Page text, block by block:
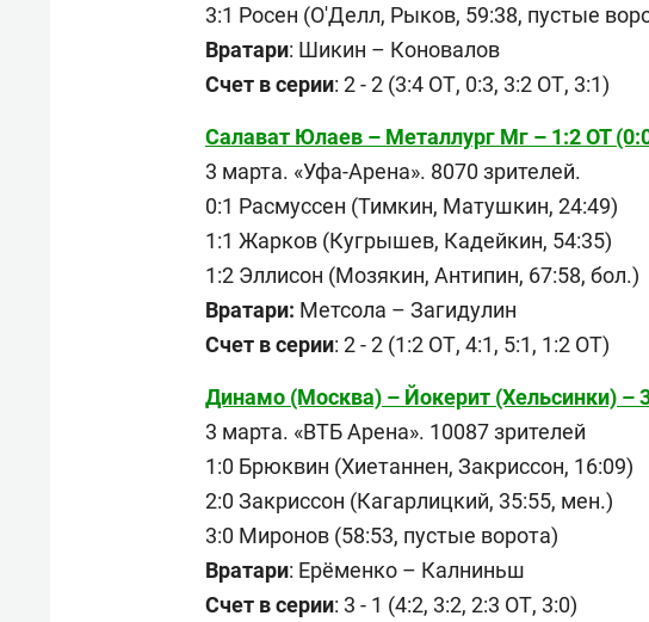
3:1 Росен (О'Делл, Рыков, 59:38, пустые
Вратари: Шикин – Коновалов
Счет в серии: 2 - 2 (3:4 ОТ, 0:3, 3:2 ОТ, 3:1)
Салават Юлаев – Металлург Мг – 1:2 ОТ
3 марта. «Уфа-Арена». 8070 зрителей.
0:1 Расмуссен (Тимкин, Матушкин, 24:49)
1:1 Жарков (Кугрышев, Кадейкин, 54:35)
1:2 Эллисон (Мозякин, Антипин, 67:58, бол.)
Вратари: Метсола – Загидулин
Счет в серии: 2 - 2 (1:2 ОТ, 4:1, 5:1, 1:2 ОТ)
Динамо (Москва) – Йокерит (Хельсинки) –
3 марта. «ВТБ Арена». 10087 зрителей
1:0 Брюквин (Хиетаннен, Закриссон, 16:09)
2:0 Закриссон (Кагарлицкий, 35:55, мен.)
3:0 Миронов (58:53, пустые ворота)
Вратари: Ерёменко – Калниньш
Счет в серии: 3 - 1 (4:2, 3:2, 2:3 ОТ, 3:0)